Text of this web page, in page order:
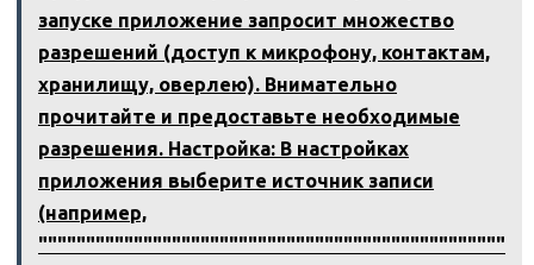
запуске приложение запросит множество
разрешений (доступ к микрофону, контактам,
хранилищу, оверлею). Внимательно
прочитайте и предоставьте необходимые
разрешения. Настройка: В настройках
приложения выберите источник записи
(например,
"""""""""""""""""""""""""""""""""""""""""""""""""